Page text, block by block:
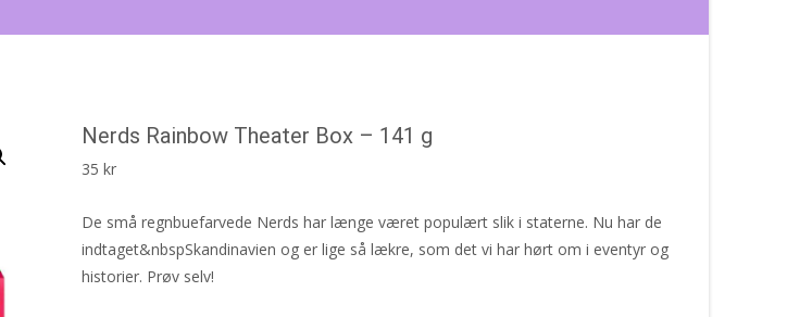
Nerds Rainbow Theater Box – 141 g
35 kr
De små regnbuefarvede Nerds har længe været populært slik i staterne. Nu har de
indtaget&nbspSkandinavien og er lige så lækre, som det vi har hørt om i eventyr og
historier. Prøv selv!